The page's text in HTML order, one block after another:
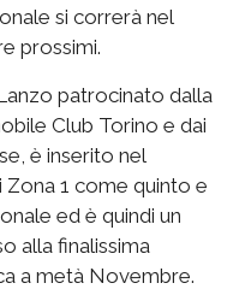
si correrà nel
prossimi.
patrocinato dalla
Club Torino e dai
è inserito nel
1 come quinto e
ed è quindi un
alla finalissima
a metà Novembre.